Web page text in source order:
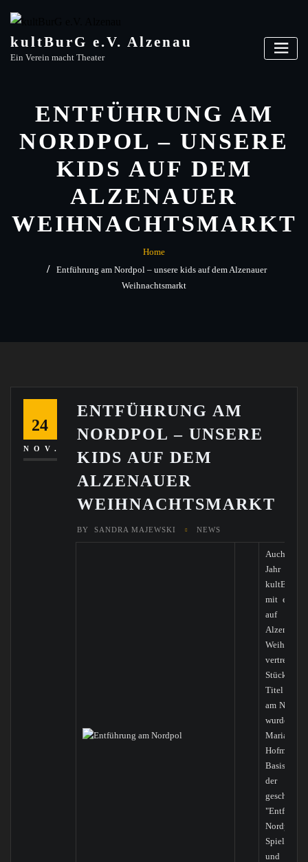
contentkultBurG e.V. Alzenau
Ein Verein macht Theater
ENTFÜHRUNG AM
NORDPOL – UNSERE
KIDS AUF DEM
ALZENAUER
WEIHNACHTSMARKT
Home
Entführung am Nordpol – unsere kids auf dem Alzenauer
Weihnachtsmarkt
24
NOV.
ENTFÜHRUNG AM
NORDPOL – UNSERE
KIDS AUF DEM
ALZENAUER
WEIHNACHTSMARKT
BY SANDRA MAJEWSKI NEWS
Auch in
Jahr sind
kultBurG-
mit einem
auf
Alzenauer
Stück
Titel
am
wurde
Marianne
Basis von
der
Nordpol"
Spiel,
und